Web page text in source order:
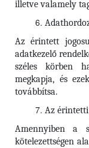
illetve valamely
Az érintett
adatkezelő
széles körben
megkapja, és
továbbítsa.
Az
Amennyiben a
kötelezettségen